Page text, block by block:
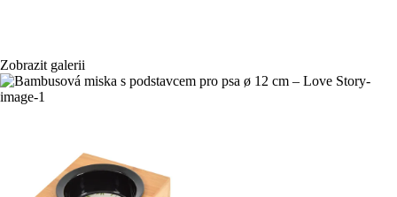
Zobrazit galerii